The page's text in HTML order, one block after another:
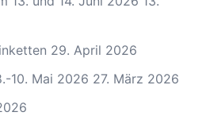
29. April 2026
10. Mai 2026 27. März 2026